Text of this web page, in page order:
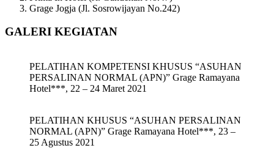
Grage Jogja (Jl. Sosrowijayan No.242)
GALERI KEGIATAN
PELATIHAN KOMPETENSI KHUSUS “ASUHAN
PERSALINAN NORMAL (APN)” Grage Ramayana
Hotel***, 22 – 24 Maret 2021
PELATIHAN KHUSUS “ASUHAN PERSALINAN
NORMAL (APN)” Grage Ramayana Hotel***, 23 –
25 Agustus 2021